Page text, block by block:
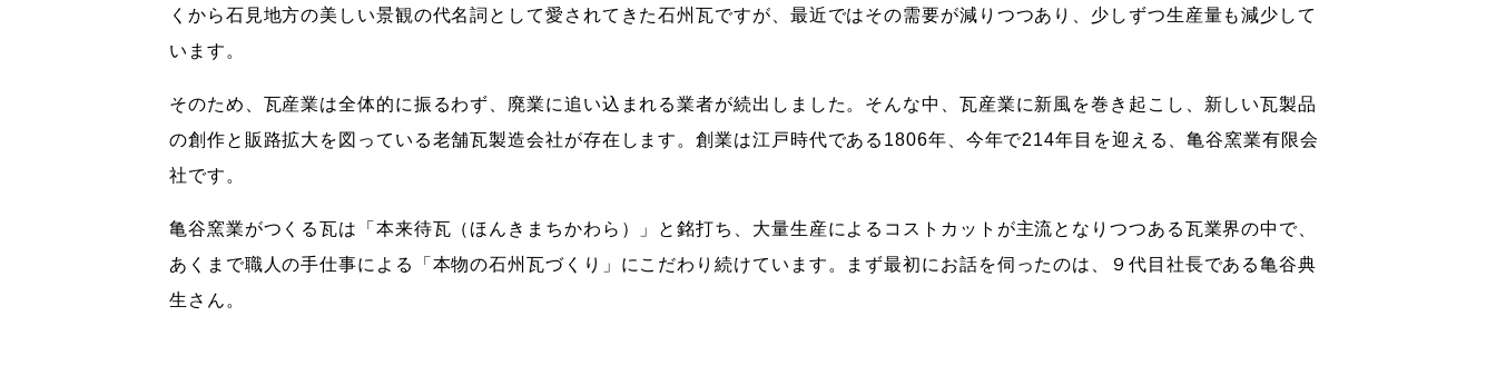
くから石見地方の美しい景観の代名詞として愛されてきた石州瓦ですが、最近ではその需要が減りつつあり、少しずつ生産量も減少して
います。
そのため、瓦産業は全体的に振るわず、廃業に追い込まれる業者が続出しました。そんな中、瓦産業に新風を巻き起こし、新しい瓦製品
の創作と販路拡大を図っている老舗瓦製造会社が存在します。創業は江戸時代である1806年、今年で214年目を迎える、亀谷窯業有限会
社です。
亀谷窯業がつくる瓦は「本来待瓦（ほんきまちかわら）」と銘打ち、大量生産によるコストカットが主流となりつつある瓦業界の中で、
あくまで職人の手仕事による「本物の石州瓦づくり」にこだわり続けています。まず最初にお話を伺ったのは、９代目社長である亀谷典
生さん。